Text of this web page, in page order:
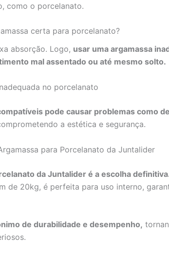
como o porcelanato.
certa para porcelanato?
absorção. Logo, usar uma argamassa
mal assentado ou até mesmo solto.
no porcelanato
pode causar problemas como
a estética e segurança.
para Porcelanato da Juntalider
da Juntalider é a escolha
de 20kg, é perfeita para uso interno,
de durabilidade e desempenho,